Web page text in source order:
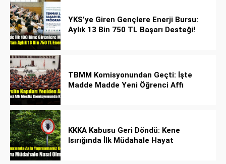
YKS’ye Giren Gençlere Enerji Bursu:
Aylık 13 Bin 750 TL Başarı Desteği!
TBMM Komisyonundan Geçti: İşte
Madde Madde Yeni Öğrenci Affı
KKKA Kabusu Geri Döndü: Kene
Isırığında İlk Müdahale Hayat